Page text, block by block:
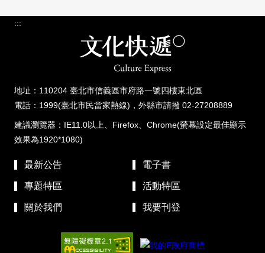
:::
地址：110204 臺北市信義區市府路一號四樓東北區
電話：1999(臺北市民當家熱線)，外縣市請撥 02-27208889
建議瀏覽器：IE11.0以上、Firefox、Chrome(螢幕設定最佳顯示
效果為1920*1080)
最新公告 電子書
專題特區 活動特區
關於我們 我要刊登